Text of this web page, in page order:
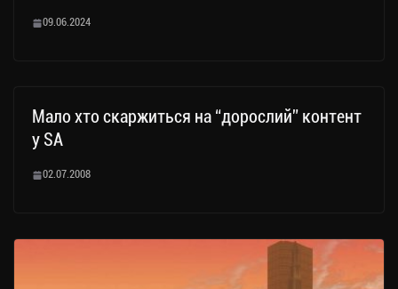
09.06.2024
Мало хто скаржиться на “дорослий” контент
у SA
02.07.2008